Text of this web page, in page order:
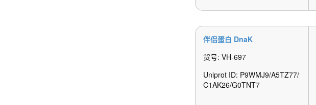
伴侣蛋白 DnaK
货号: VH-697
Uniprot ID: P9WMJ9/A5TZ77/
C1AK26/G0TNT7